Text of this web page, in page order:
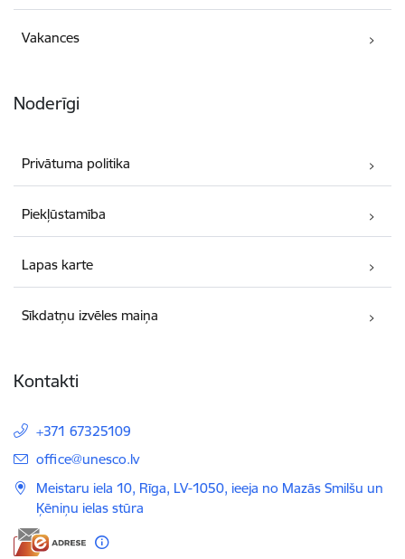
Vakances
Noderīgi
Privātuma politika
Piekļūstamība
Lapas karte
Sīkdatņu izvēles maiņa
Kontakti
+371 67325109
E-pasts:
office@unesco.lv
Meistaru iela 10, Rīga, LV-1050, ieeja no Mazās Smilšu un
Ķēniņu ielas stūra